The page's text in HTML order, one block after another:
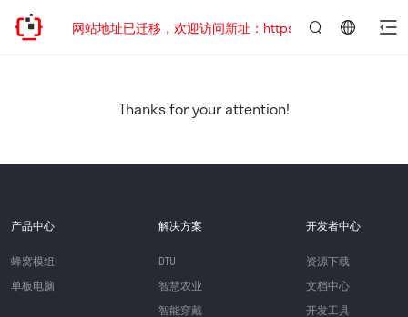
网站地址已迁移，欢迎访问新址：https://
Thanks for your attention!
产品中心
蜂窝模组
单板电脑
解决方案
DTU
智慧农业
智能穿戴
开发者中心
资源下载
文档中心
开发工具